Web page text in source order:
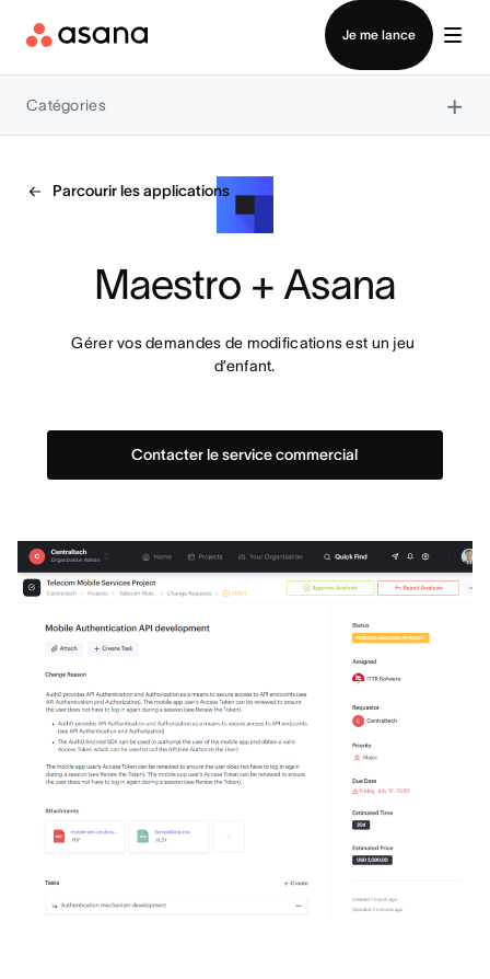
Je me lance
Contacter le service commercial
Catégories ×
Parcourir les applications
Maestro + Asana
Gérer vos demandes de modifications est un jeu
d’enfant.
Contacter le service commercial